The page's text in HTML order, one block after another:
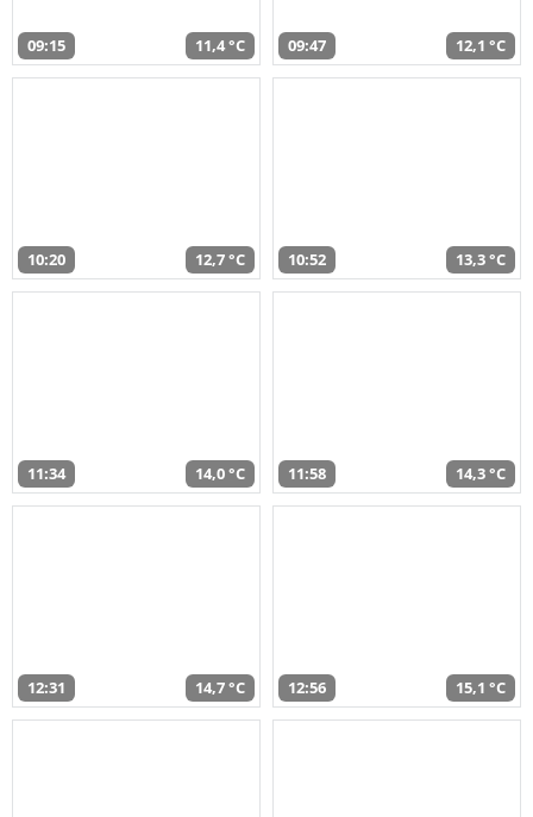
09:15 11,4 °C 09:47 12,1 °C
10:20 12,7 °C 10:52 13,3 °C
11:34 14,0 °C 11:58 14,3 °C
12:31 14,7 °C 12:56 15,1 °C